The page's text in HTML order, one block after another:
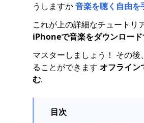
うしますか音楽を聴く自由を
これが上の詳細なチュートリ
iPhoneで音楽をダウンロー
マスターしましょう！ その後
ることができます オフライン
む.
目次